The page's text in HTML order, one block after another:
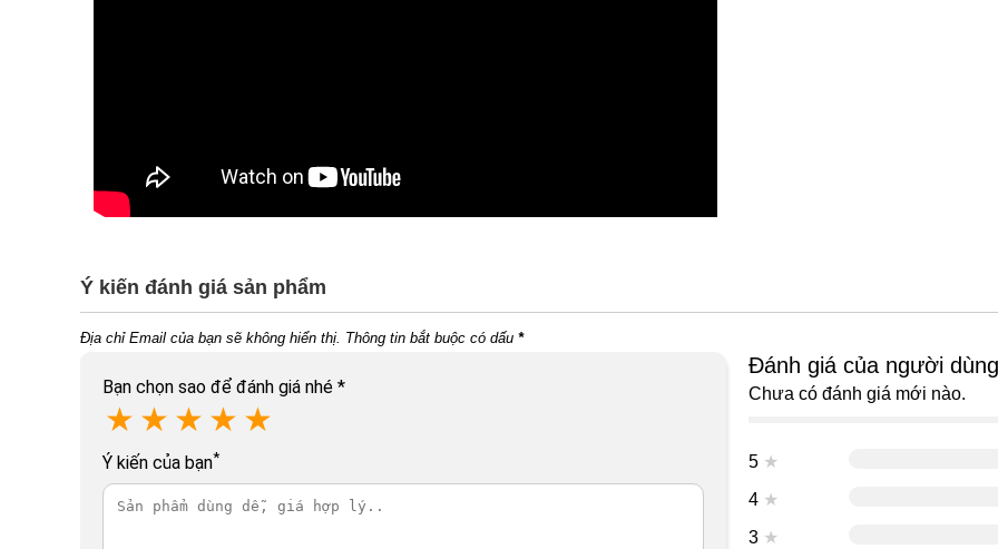
Ý kiến đánh giá sản phẩm
Địa chỉ Email của bạn sẽ không hiển thị. Thông tin bắt buộc có dấu *
Bạn chọn sao để đánh giá nhé *
★ ★ ★ ★ ★
Ý kiến của bạn*
Đánh giá của người dùng
Chưa có đánh giá mới nào.
5 ★
4 ★
3 ★